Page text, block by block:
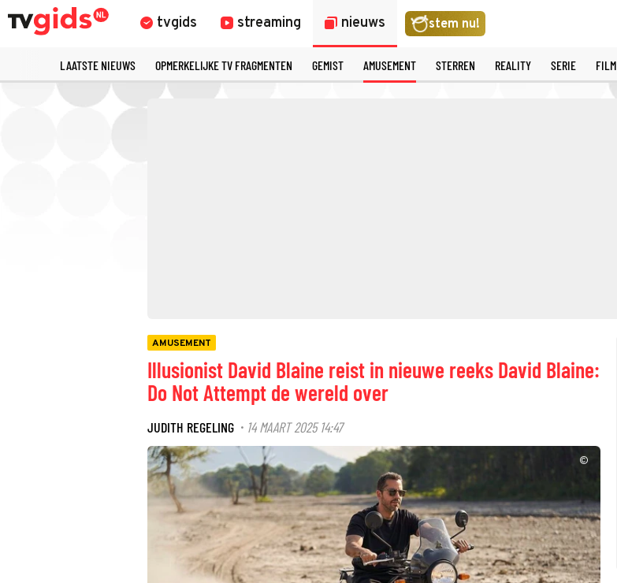
tvgids streaming nieuws stem nu!
LAATSTE NIEUWS OPMERKELIJKE TV FRAGMENTEN GEMIST AMUSEMENT STERREN REALITY SERIE FILM
AMUSEMENT
Illusionist David Blaine reist in nieuwe reeks David Blaine:
Do Not Attempt de wereld over
JUDITH REGELING · 14 MAART 2025 14:47
©